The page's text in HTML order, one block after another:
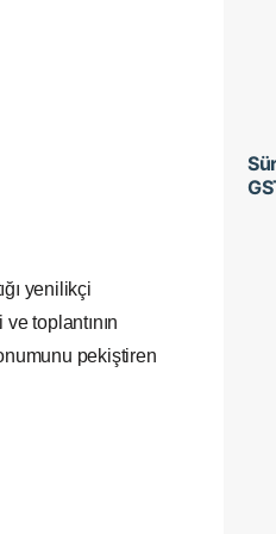
yenilikçi
toplantının
pekiştiren